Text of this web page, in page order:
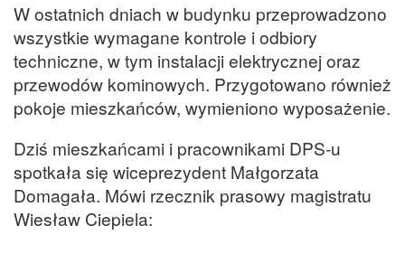
W ostatnich dniach w budynku przeprowadzono
wszystkie wymagane kontrole i odbiory
techniczne, w tym instalacji elektrycznej oraz
przewodów kominowych. Przygotowano również
pokoje mieszkańców, wymieniono wyposażenie.
Dziś mieszkańcami i pracownikami DPS-u
spotkała się wiceprezydent Małgorzata
Domagała. Mówi rzecznik prasowy magistratu
Wiesław Ciepiela: